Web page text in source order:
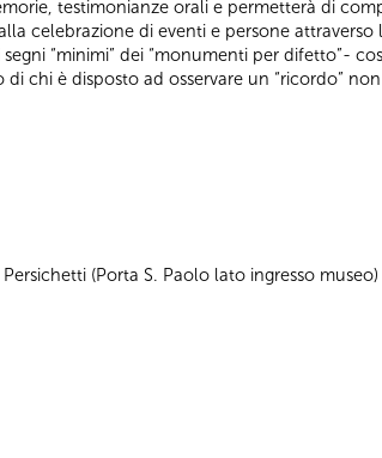
testimonianze orali e permetterà di
celebrazione di eventi e persone
“minimi” dei “monumenti per difetto”-
chi è disposto ad osservare un “ricordo”
(Porta S. Paolo lato ingresso museo)